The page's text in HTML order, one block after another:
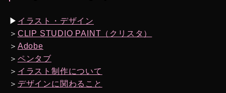
▶︎ イラスト・デザイン
＞ CLIP STUDIO PAINT（クリスタ）
＞ Adobe
＞ ペンタブ
＞ イラスト制作について
＞ デザインに関わること